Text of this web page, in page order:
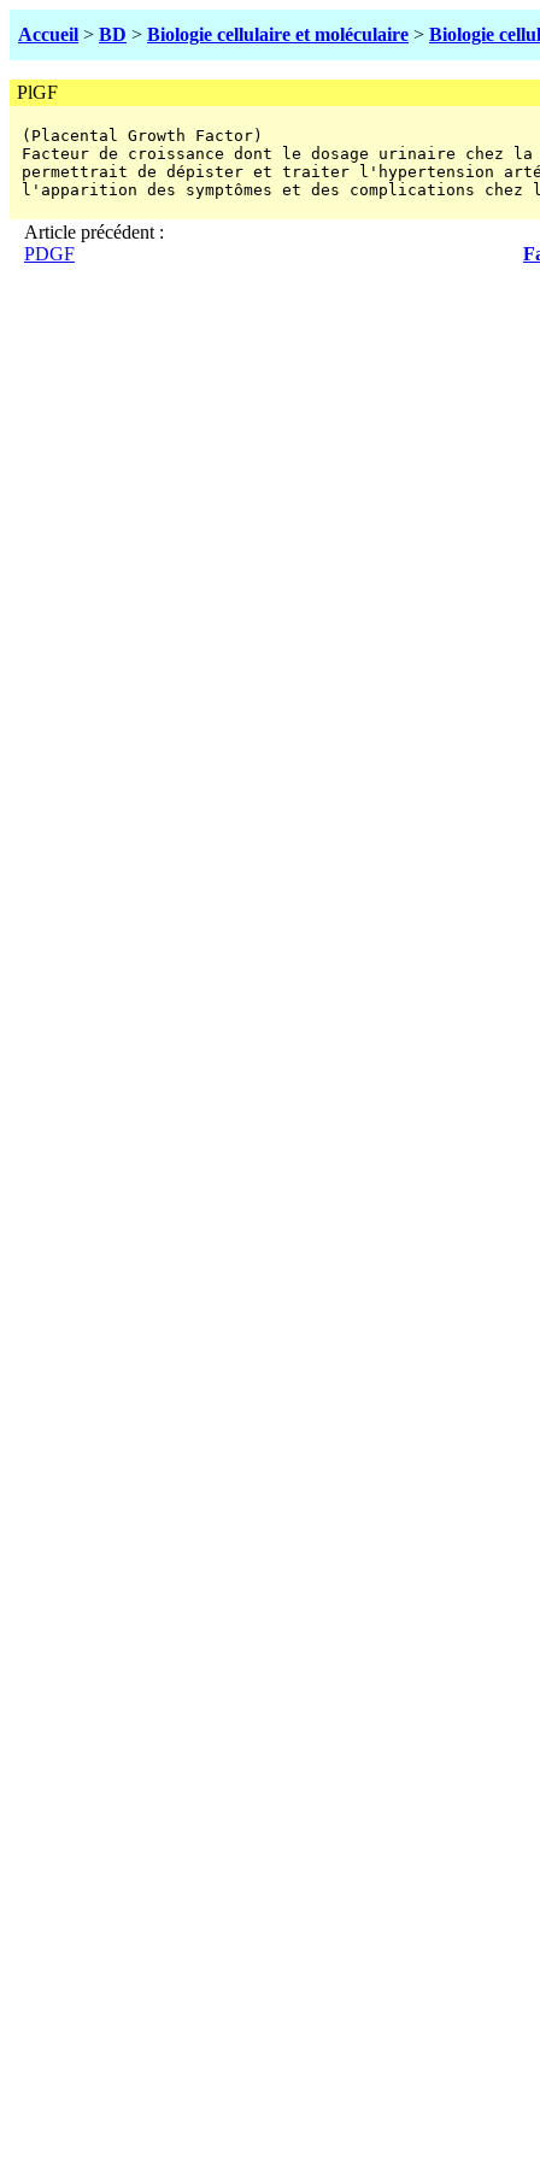
Accueil > BD > Biologie cellulaire et moléculaire > Biologie
PlGF
(Placental Growth Factor)
Facteur de croissance dont le dosage urinaire chez la
permettrait de dépister et traiter l'hypertension
l'apparition des symptômes et des complications
Article précédent :
PDGF